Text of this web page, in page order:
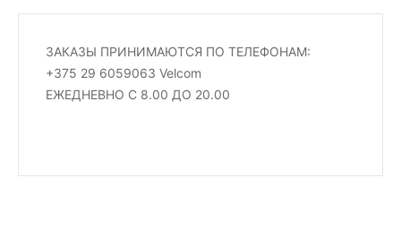
ЗАКАЗЫ ПРИНИМАЮТСЯ ПО ТЕЛЕФОНАМ:
+375 29 6059063 Velcom
ЕЖЕДНЕВНО С 8.00 ДО 20.00